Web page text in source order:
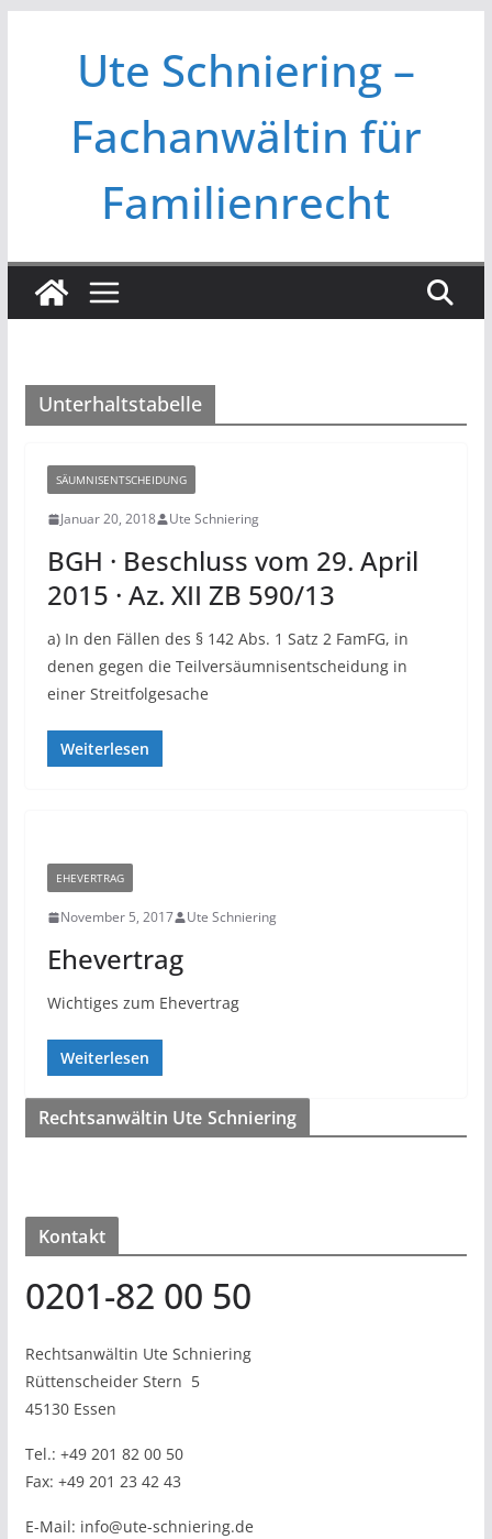
Ute Schniering –
Fachanwältin für
Familienrecht
Unterhaltstabelle
SÄUMNISENTSCHEIDUNG
Januar 20, 2018 Ute Schniering
BGH · Beschluss vom 29. April
2015 · Az. XII ZB 590/13
a) In den Fällen des § 142 Abs. 1 Satz 2 FamFG, in
denen gegen die Teilversäumnisentscheidung in
einer Streitfolgesache
Weiterlesen
EHEVERTRAG
November 5, 2017 Ute Schniering
Ehevertrag
Wichtiges zum Ehevertrag
Weiterlesen
Rechtsanwältin Ute Schniering
Kontakt
0201-82 00 50
Rechtsanwältin Ute Schniering
Rüttenscheider Stern 5
45130 Essen
Tel.: +49 201 82 00 50
Fax: +49 201 23 42 43
E-Mail: info@ute-schniering.de